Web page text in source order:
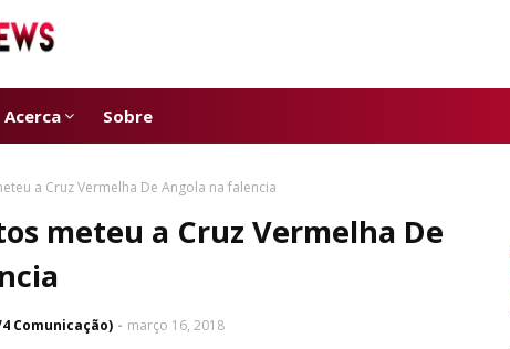
Acerca Sobre
a Cruz Vermelha De Angola na falencia
meteu a Cruz Vermelha De
Comunicação) março 16, 2018